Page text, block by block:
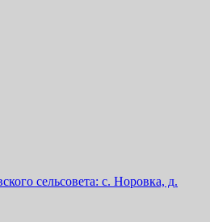
сельсовета: с. Норовка, д.